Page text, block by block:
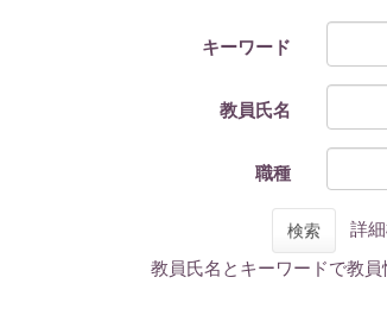
キーワード
教員氏名
職種
検索
詳
教員氏名とキーワードで教員